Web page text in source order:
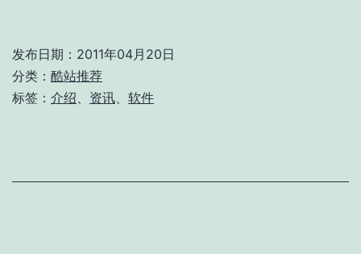
发布日期： 2011年04月20日
分类： 酷站推荐
标签： 介绍 资讯 软件